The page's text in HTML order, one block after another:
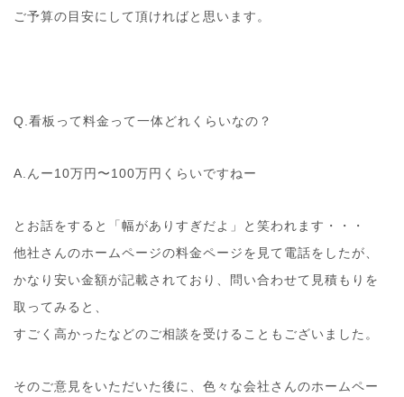
ご予算の目安にして頂ければと思います。
Q.看板って料金って一体どれくらいなの？
A.んー10万円〜100万円くらいですねー
とお話をすると「幅がありすぎだよ」と笑われます・・・
他社さんのホームページの料金ページを見て電話をしたが、
かなり安い金額が記載されており、問い合わせて見積もりを
取ってみると、
すごく高かったなどのご相談を受けることもございました。
そのご意見をいただいた後に、色々な会社さんのホームペー